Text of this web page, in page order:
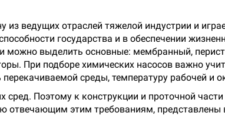
ведущих отраслей тяжелой индустрии и
государства и в обеспечении
выделить основные: мембранный,
При подборе химических насосов важно
перекачиваемой среды, температуру рабочей
сред. Поэтому к конструкции и проточной
отвечающим этим требованиям,